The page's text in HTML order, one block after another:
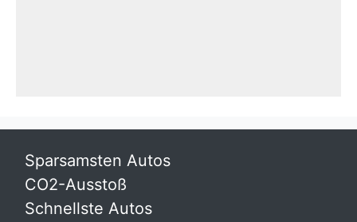
Sparsamsten Autos
CO2-Ausstoß
Schnellste Autos